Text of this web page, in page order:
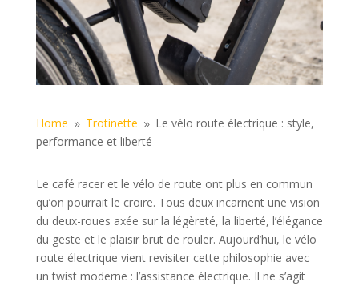
Home 9 Trotinette 9 Le vélo route électrique : style,
performance et liberté
Le café racer et le vélo de route ont plus en commun
qu’on pourrait le croire. Tous deux incarnent une vision
du deux-roues axée sur la légèreté, la liberté, l’élégance
du geste et le plaisir brut de rouler. Aujourd’hui, le vélo
route électrique vient revisiter cette philosophie avec
un twist moderne : l’assistance électrique. Il ne s’agit